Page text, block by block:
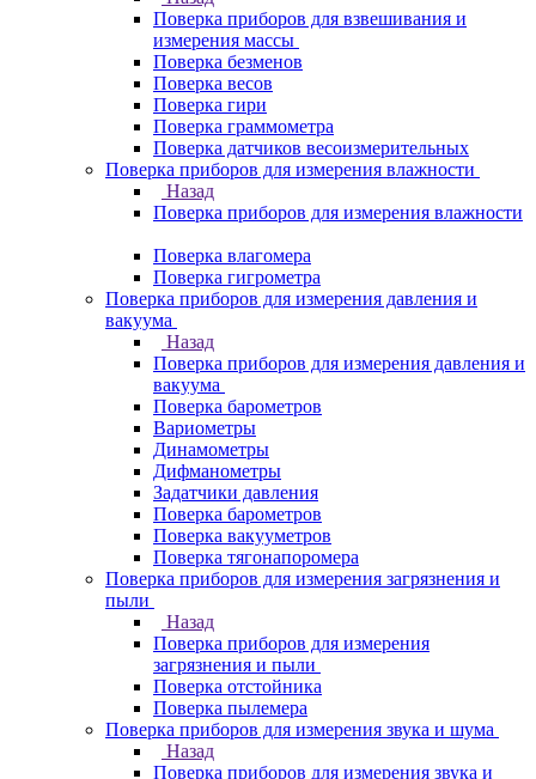
Поверка приборов для взвешивания и
измерения массы
Поверка безменов
Поверка весов
Поверка гири
Поверка граммометра
Поверка датчиков весоизмерительных
Поверка приборов для измерения влажности
Назад
Поверка приборов для измерения влажности
Поверка влагомера
Поверка гигрометра
Поверка приборов для измерения давления и
вакуума
Назад
Поверка приборов для измерения давления и
вакуума
Поверка барометров
Вариометры
Динамометры
Дифманометры
Задатчики давления
Поверка барометров
Поверка вакууметров
Поверка тягонапоромера
Поверка приборов для измерения загрязнения и
пыли
Назад
Поверка приборов для измерения
загрязнения и пыли
Поверка отстойника
Поверка пылемера
Поверка приборов для измерения звука и шума
Назад
Поверка приборов для измерения звука и